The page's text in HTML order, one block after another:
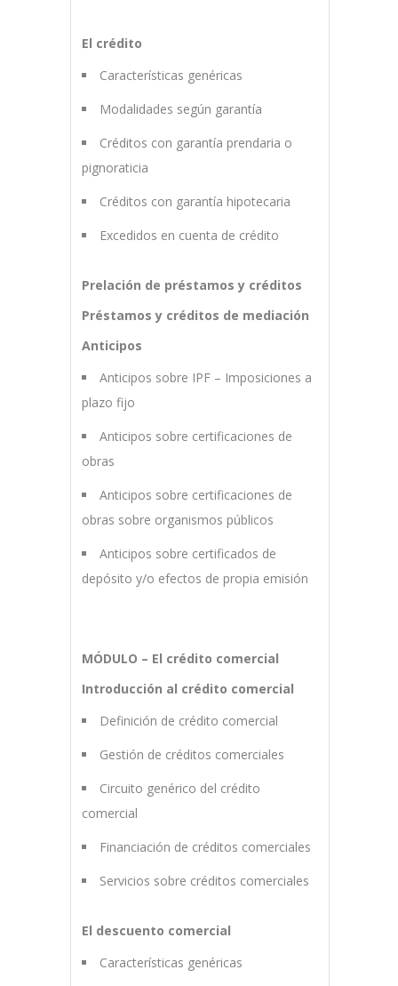
El crédito
Características genéricas
Modalidades según garantía
Créditos con garantía prendaria o
pignoraticia
Créditos con garantía hipotecaria
Excedidos en cuenta de crédito
Prelación de préstamos y créditos
Préstamos y créditos de mediación
Anticipos
Anticipos sobre IPF – Imposiciones a
plazo fijo
Anticipos sobre certificaciones de
obras
Anticipos sobre certificaciones de
obras sobre organismos públicos
Anticipos sobre certificados de
depósito y/o efectos de propia emisión
MÓDULO – El crédito comercial
Introducción al crédito comercial
Definición de crédito comercial
Gestión de créditos comerciales
Circuito genérico del crédito
comercial
Financiación de créditos comerciales
Servicios sobre créditos comerciales
El descuento comercial
Características genéricas